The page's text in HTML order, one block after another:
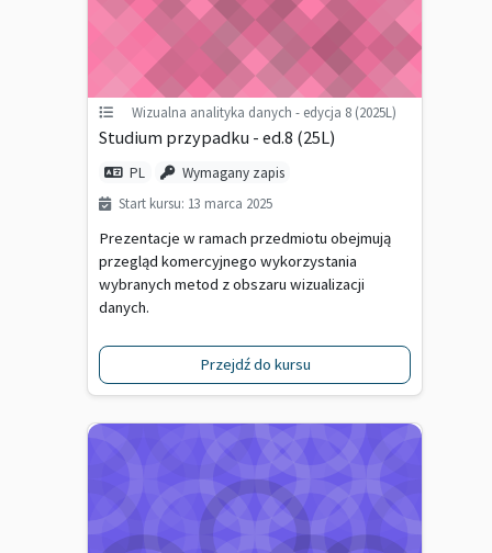
Wizualna analityka danych - edycja 8 (2025L)
Studium przypadku - ed.8 (25L)
PL Wymagany zapis
Start kursu: 13 marca 2025
Prezentacje w ramach przedmiotu obejmują
przegląd komercyjnego wykorzystania
wybranych metod z obszaru wizualizacji
danych.
Przejdź do kursu